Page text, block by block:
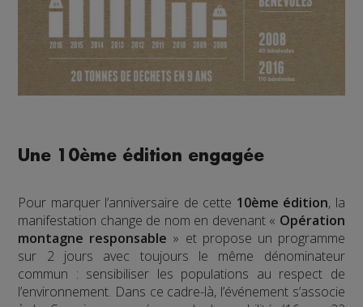
Une 10ème édition engagée
Pour marquer l’anniversaire de cette 10ème édition, la
manifestation change de nom en devenant « Opération
montagne responsable » et propose un programme
sur 2 jours avec toujours le même dénominateur
commun : sensibiliser les populations au respect de
l’environnement. Dans ce cadre-là, l’événement s’associe